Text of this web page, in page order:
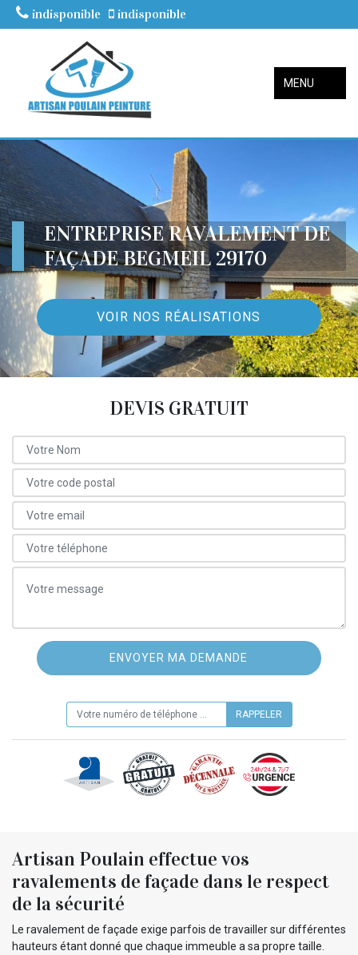
indisponible indisponible
MENU
ENTREPRISE RAVALEMENT DE
FAÇADE BEGMEIL 29170
VOIR NOS RÉALISATIONS
DEVIS GRATUIT
Artisan Poulain effectue vos
ravalements de façade dans le respect
de la sécurité
Le ravalement de façade exige parfois de travailler sur différentes
hauteurs étant donné que chaque immeuble a sa propre taille.